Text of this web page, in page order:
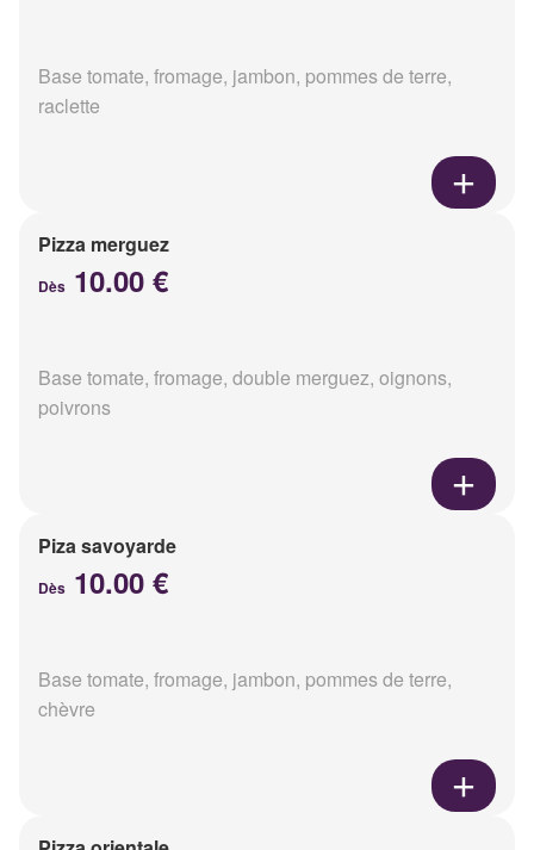
Base tomate, fromage, jambon, pommes de terre,
raclette
Pizza merguez
Dès 10.00 €
Base tomate, fromage, double merguez, oignons,
poivrons
Piza savoyarde
Dès 10.00 €
Base tomate, fromage, jambon, pommes de terre,
chèvre